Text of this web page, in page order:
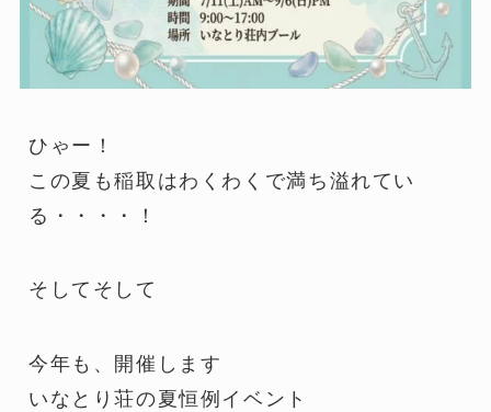
ひゃー！
この夏も稲取はわくわくで満ち溢れてい
る・・・・！
そしてそして
今年も、開催します
いなとり荘の夏恒例イベント